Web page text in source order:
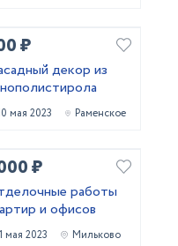
₽
декор из
мая 2023 Раменское
₽
работы
и офисов
1 мая 2023 Мильково